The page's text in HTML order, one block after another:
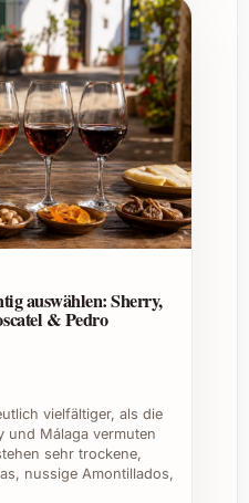
auswählen: Sherry,
& Pedro
vielfältiger, als die
und Málaga vermuten
sehr trockene,
nussige Amontillados,